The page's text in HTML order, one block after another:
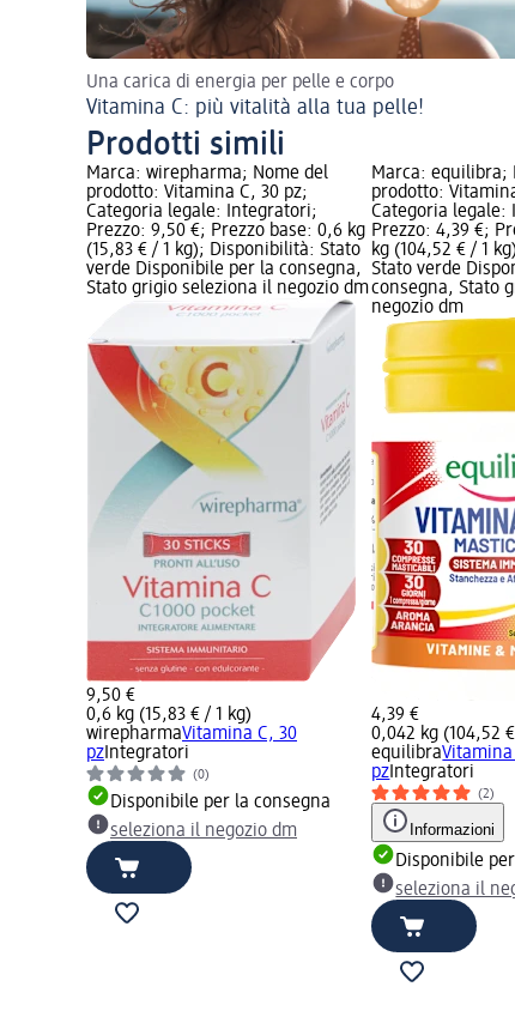
Una carica di energia per pelle e corpo
Vitamina C: più vitalità alla tua pelle!
Prodotti simili
Marca: wirepharma; Nome del
prodotto: Vitamina C, 30 pz;
Categoria legale: Integratori;
Prezzo: 9,50 €; Prezzo base: 0,6 kg
(15,83 € / 1 kg); Disponibilità: Stato
verde Disponibile per la consegna,
Stato grigio seleziona il negozio dm
9,50 €
0,6 kg (15,83 € / 1 kg)
wirepharmaVitamina C, 30
pz Integratori
(0)
Disponibile per la consegna
seleziona il negozio dm
Marca: equilibra;
prodotto:
Categoria legale:
Prezzo: 4,39 €;
kg (104,52 € / 1
Stato verde
consegna, Stato
negozio dm
4,39 €
0,042 kg (104,52
equilibraVitamina
pz Integratori
(2)
Informazioni
Disponibile
seleziona il